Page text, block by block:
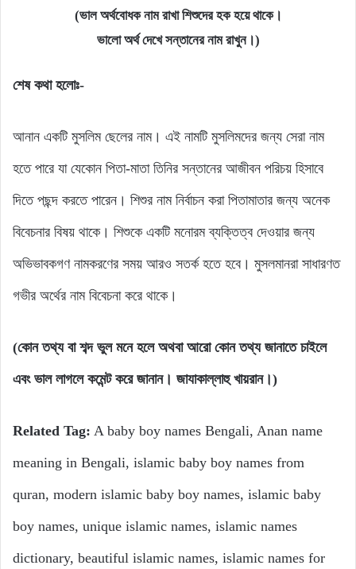
(ভাল অর্থবোধক নাম রাখা শিশুদের হক হয়ে থাকে।
ভালো অর্থ দেখে সন্তানের নাম রাখুন।)
শেষ কথা হলোঃ-
আনান একটি মুসলিম ছেলের নাম। এই নামটি মুসলিমদের জন্য সেরা নাম
হতে পারে যা যেকোন পিতা-মাতা তিনির সন্তানের আজীবন পরিচয় হিসাবে
দিতে পছন্দ করতে পারেন। শিশুর নাম নির্বাচন করা পিতামাতার জন্য অনেক
বিবেচনার বিষয় থাকে। শিশুকে একটি মনোরম ব্যক্তিত্ব দেওয়ার জন্য
অভিভাবকগণ নামকরণের সময় আরও সতর্ক হতে হবে। মুসলমানরা সাধারণত
গভীর অর্থের নাম বিবেচনা করে থাকে।
(কোন তথ্য বা শব্দ ভুল মনে হলে অথবা আরো কোন তথ্য জানাতে চাইলে
এবং ভাল লাগলে কমেন্ট করে জানান। জাযাকাল্লাহু খায়রান।)
Related Tag: A baby boy names Bengali, Anan name
meaning in Bengali, islamic baby boy names from
quran, modern islamic baby boy names, islamic baby
boy names, unique islamic names, islamic names
dictionary, beautiful islamic names, islamic names for